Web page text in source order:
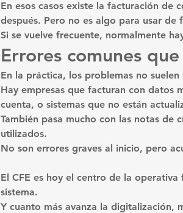
En esos casos existe la facturación de
después. Pero no es algo para usar
Si se vuelve frecuente, normalmente
Errores comunes
En la práctica, los problemas no
Hay empresas que facturan con datos
cuenta, o sistemas que no están
También pasa mucho con las notas
utilizados.
No son errores graves al inicio, pero
El CFE es hoy el centro de la
sistema.
Y cuanto más avanza la digitalización,